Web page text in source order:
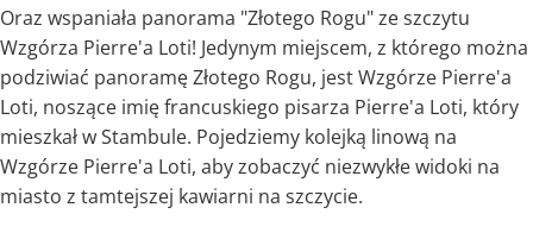
Oraz wspaniała panorama "Złotego Rogu" ze szczytu
Wzgórza Pierre'a Loti! Jedynym miejscem, z którego można
podziwiać panoramę Złotego Rogu, jest Wzgórze Pierre'a
Loti, noszące imię francuskiego pisarza Pierre'a Loti, który
mieszkał w Stambule. Pojedziemy kolejką linową na
Wzgórze Pierre'a Loti, aby zobaczyć niezwykłe widoki na
miasto z tamtejszej kawiarni na szczycie.